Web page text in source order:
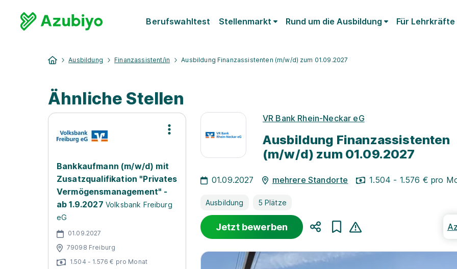
Berufswahltest Stellenmarkt Rund um die Ausbildung Für Lehrkräfte
Ausbildung Finanzassistent/in Ausbildung Finanzassistenten (m/w/d) zum 01.09.2027
Ähnliche Stellen
Bankkaufmann (m/w/d) mit
Zusatzqualifikation "Privates
Vermögensmanagement" -
ab 1.9.2027 Volksbank Freiburg
eG
01.09.2027
79098 Freiburg
1.504 - 1.576 € pro Monat
VR Bank Rhein-Neckar eG
Ausbildung Finanzassistenten
(m/w/d) zum 01.09.2027
01.09.2027 mehrere Standorte 1.504 - 1.576 € pro
Ausbildung 5 Plätze
Jetzt bewerben